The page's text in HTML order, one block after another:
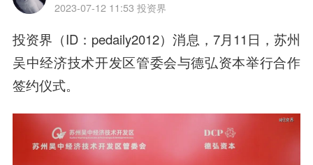
2023-07-12 11:53 投资界
投资界（ID：pedaily2012）消息，7月11日，苏州
吴中经济技术开发区管委会与德弘资本举行合作
签约仪式。